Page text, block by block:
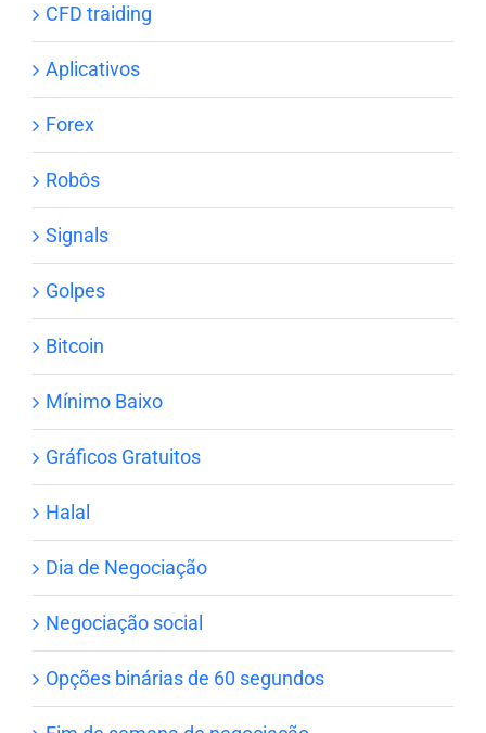
CFD traiding
Aplicativos
Forex
Robôs
Signals
Golpes
Bitcoin
Mínimo Baixo
Gráficos Gratuitos
Halal
Dia de Negociação
Negociação social
Opções binárias de 60 segundos